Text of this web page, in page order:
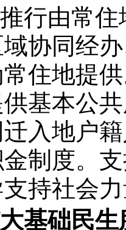
推行由常
协同经
住地提
基本公
入地户
制度。
持社会
基础民